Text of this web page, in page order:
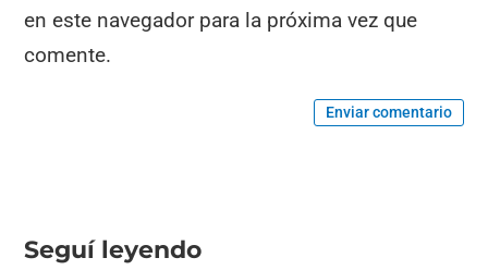
en este navegador para la próxima vez que
comente.
Enviar comentario
Seguí leyendo